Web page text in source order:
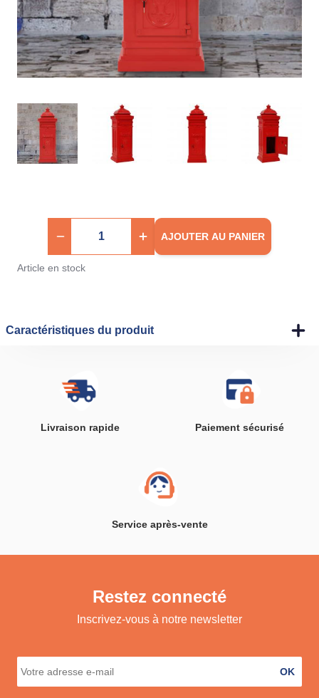
AJOUTER AU PANIER
Article en stock
Caractéristiques du produit
Livraison rapide Paiement sécurisé
Service après-vente
Restez connecté
Inscrivez-vous à notre newsletter
OK